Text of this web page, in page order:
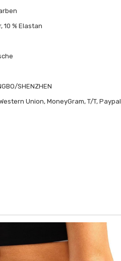
10 % Elastan
SHENZHEN
Union, MoneyGram, T/T, Paypal